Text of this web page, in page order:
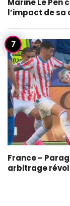
Marine Le Pen
l’impact de
France –
arbitrage